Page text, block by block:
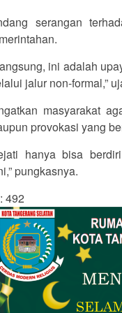
serangan
ini adalah
jalur non-formal,”
masyarakat
provokasi yang
hanya bisa
pungkasnya.
492